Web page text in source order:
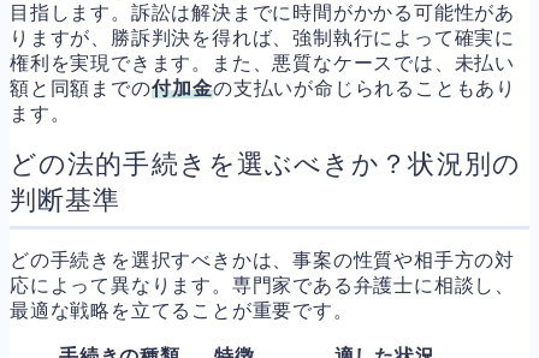
目指します。訴訟は解決までに時間がかかる可能性があ
りますが、勝訴判決を得れば、強制執行によって確実に
権利を実現できます。また、悪質なケースでは、未払い
額と同額までの付加金の支払いが命じられることもあり
ます。
どの法的手続きを選ぶべきか？状況別の
判断基準
どの手続きを選択すべきかは、事案の性質や相手方の対
応によって異なります。専門家である弁護士に相談し、
最適な戦略を立てることが重要です。